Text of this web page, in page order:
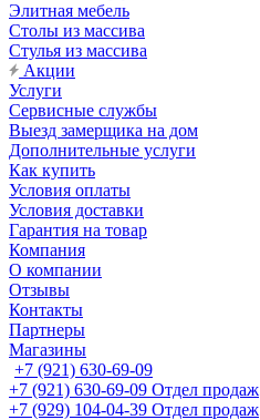
Элитная мебель
Столы из массива
Стулья из массива
Акции
Услуги
Сервисные службы
Выезд замерщика на дом
Дополнительные услуги
Как купить
Условия оплаты
Условия доставки
Гарантия на товар
Компания
О компании
Отзывы
Контакты
Партнеры
Магазины
+7 (921) 630-69-09
+7 (921) 630-69-09 Отдел продаж
+7 (929) 104-04-39 Отдел продаж